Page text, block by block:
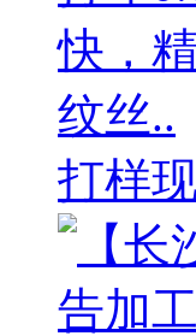
快，
纹丝..
打样